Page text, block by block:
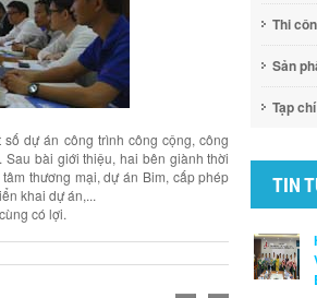
dự án công trình công cộng, công
bài giới thiệu, hai bên giành thời
thương mại, dự án Bim, cấp phép
khai dự án,...
có lợi.
Thi
Sản
Tạp chí
TIN